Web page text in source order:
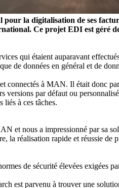
pour la digitalisation de ses
Ce projet EDI est géré
qui étaient auparavant
de données en général et de
connectés à MAN. Il était donc
versions par défaut ou
liés à ces tâches.
et nous a impressionné par sa
la réalisation rapide et réussie
de sécurité élevées
est parvenu à trouver une